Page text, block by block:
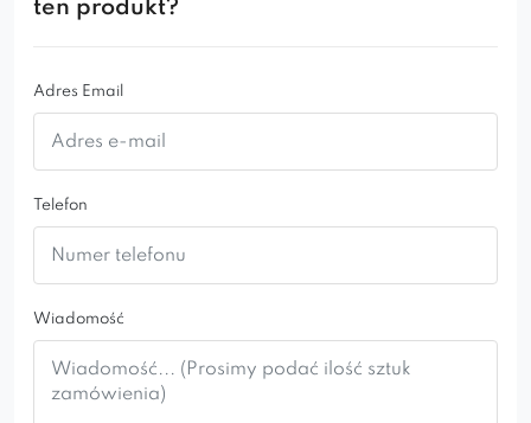
ten produkt?
Adres Email
Telefon
Wiadomość